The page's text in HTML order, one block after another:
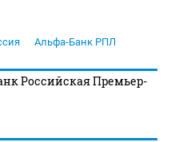
Альфа-Банк РПЛ
Российская Премьер-